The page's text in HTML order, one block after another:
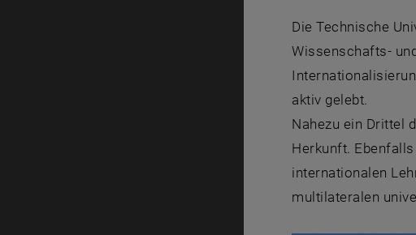
Die Technische
Wissenschafts-
aktiv gelebt.
Nahezu ein Drittel
Herkunft.
internationalen
multilateralen